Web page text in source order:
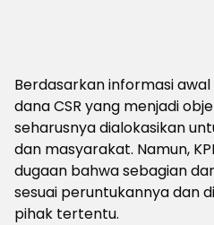
Berdasarkan informasi
dana CSR yang menjadi
seharusnya dialokasikan
dan masyarakat. Namun,
dugaan bahwa sebagian
sesuai peruntukannya dan
pihak tertentu.